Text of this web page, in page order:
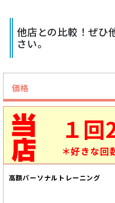
他店との比較！ぜひ
さい。
当
店
高
額
パ
ー
価格
１
＊好きな回